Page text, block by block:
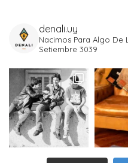
Tené en cuenta que
entregado en un solo
pedido no podrá ser
Entregas (información a
Las entregas de pedidos
DAC de lunes a viernes
pedidos los sábados,
La entrega puede ser
mayor de 18 años que
presentando su
Si no te encuentras en
denali.uy
Nacimos Para Algo De
Setiembre 3039